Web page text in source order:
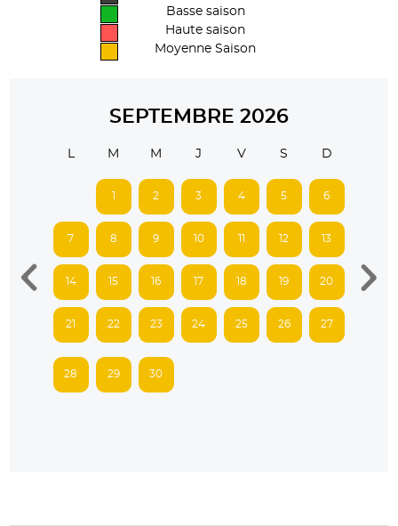
Basse saison
Haute saison
Moyenne Saison
SEPTEMBRE 2026
M M J V S D
1 2 3 4 5 6
7 8 9 10 11 12 13
14 15 16 17 18 19 20
21 22 23 24 25 26 27
28 29 30